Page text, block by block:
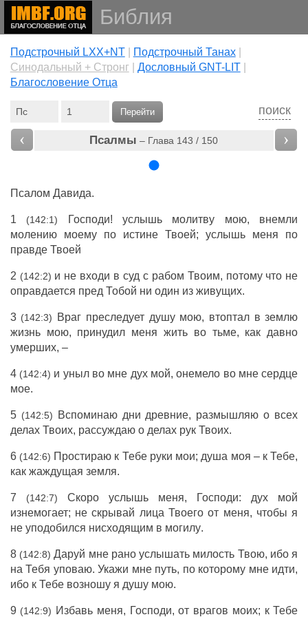
Библия
Подстрочный LXX+NT| Подстрочный Танах|
Cинодальный + Стронг| Дословный GNT-LIT|
Благословение Отца
поиск
Перейти
‹ Псалмы – Глава 143 / 150 ›
Псалом Давида.
1 (142:1) Господи!услышь молитву мою, внемли
молениюмоему по истинеТвоей;услышь меня по
правдеТвоей
2 (142:2) и не входи всуд с рабом Твоим, потому что не
оправдается пред Тобой ни один из живущих.
3 (142:3) Враг преследует душумою, втопталвземлю
жизньмою, принудил меня жить во тьме, как давно
умерших, –
4 (142:4) и унылво мне духмой,онемело во мнесердце
мое.
5 (142:5) Вспоминаю дни древние, размышляю о всех
делахТвоих, рассуждаюо делах рукТвоих.
6 (142:6) Простираю к Тебе руки мои; душа моя – к Тебе,
как жаждущая земля.
7 (142:7) Скоро услышь меня, Господи: дух мой
изнемогает; нескрывай лица Твоего от меня, чтобы я
не уподобился нисходящим в могилу.
8 (142:8) Даруй мне рано услышать милость Твою, ибо я
на Тебя уповаю.Укажи мне путь, по которому мне идти,
ибо к Тебе возношуя душумою.
9 (142:9) Избавь меня, Господи, от врагов моих; к Тебе